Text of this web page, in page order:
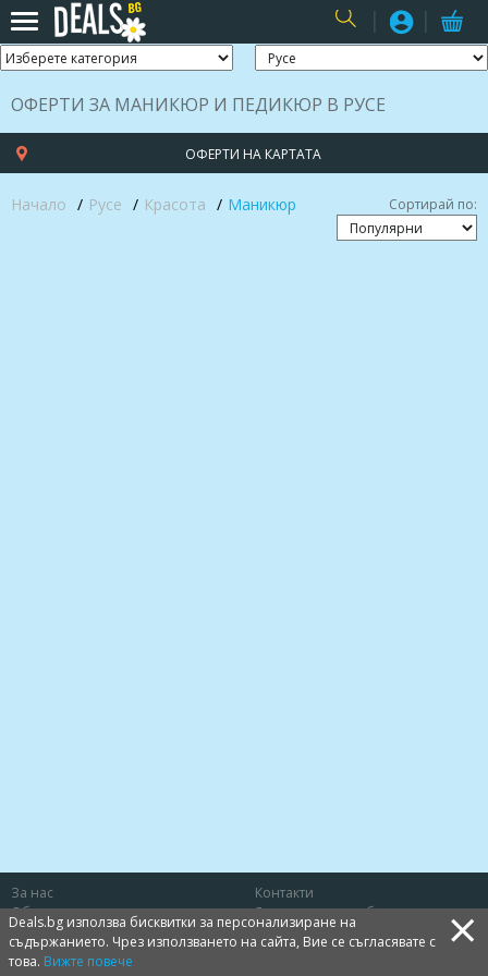
ОФЕРТИ ЗА МАНИКЮР И ПЕДИКЮР В РУСЕ
ОФЕРТИ НА КАРТАТА
Начало Русе Красота Маникюр Сортирай по:
За нас
Контакти
Общи условия
Защита на потребителя
Политика за лични данни
Бисквитки
Deals.bg използва бисквитки за персонализиране на
съдържанието. Чрез използването на сайта, Вие се съгласявате с
това. Вижте повече ×